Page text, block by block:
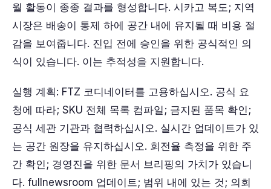
월 활동이 종종 결과를 형성합니다. 시카고 복도; 지역
시장은 배송이 통제 하에 공간 내에 유지될 때 비용 절
감을 보여줍니다. 진입 전에 승인을 위한 공식적인 의
식이 있습니다. 이는 추적성을 지원합니다.
실행 계획: FTZ 코디네이터를 고용하십시오. 공식 요
청에 따라; SKU 전체 목록 컴파일; 금지된 품목 확인;
공식 세관 기관과 협력하십시오. 실시간 업데이트가 있
는 공간 원장을 유지하십시오. 회전율 측정을 위한 주
간 확인; 경영진을 위한 문서 브리핑의 가치가 있습니
다. fullnewsroom 업데이트; 범위 내에 있는 것; 의회